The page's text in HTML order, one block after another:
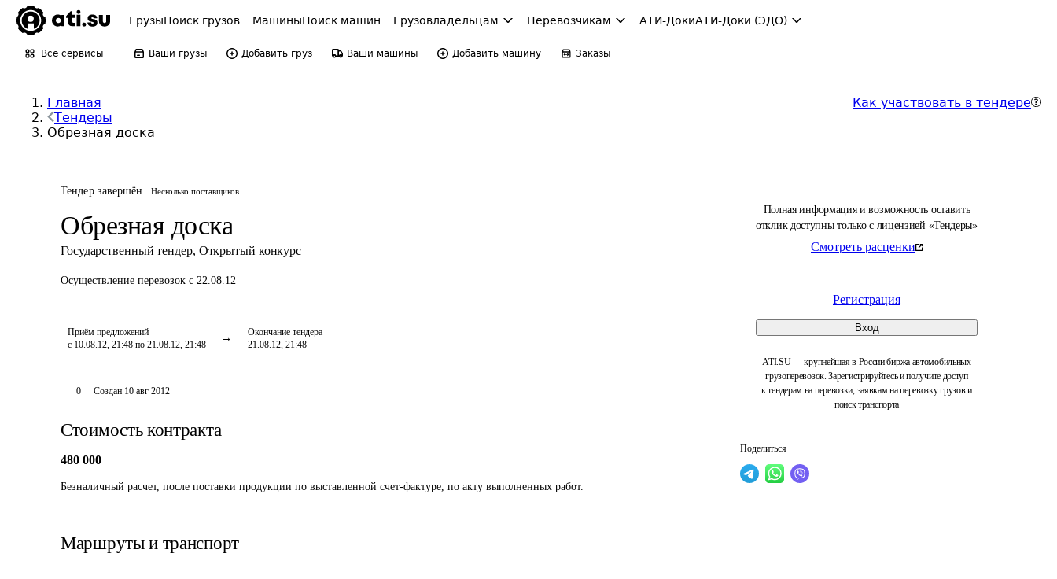
ГрузыПоиск грузов МашиныПоиск машин Грузовладельцам Перевозчикам АТИ-ДокиАТИ-Доки (ЭДО)
Все сервисы Ваши грузы Добавить груз Ваши машины Добавить машину Заказы
Главная
Тендеры
Обрезная доска
Как участвовать в тендере
Тендер завершён Несколько поставщиков
Обрезная доска
Государственный тендер, Открытый конкурс
Осуществление перевозок с 22.08.12
Приём предложений
с 10.08.12, 21:48 по 21.08.12, 21:48
Окончание тендера
21.08.12, 21:48
Полная информация и возможность оставить
отклик доступны только с лицензией «Тендеры»
Смотреть расценки
Регистрация
Вход
ATI.SU — крупнейшая в России биржа автомобильных
грузоперевозок. Зарегистрируйтесь и получите доступ
к тендерам на перевозки, заявкам на перевозку грузов и
поиск транспорта
Поделиться
0 Создан 10 авг 2012
Стоимость контракта
480 000
Безналичный расчет, после поставки продукции по выставленной счет-фактуре, по акту выполненных работ.
Маршруты и транспорт